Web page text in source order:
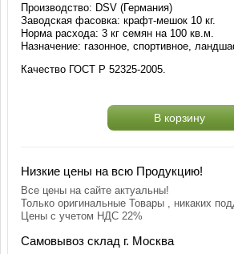
Производство: DSV (Германия)
Заводская фасовка: крафт-мешок 10 кг.
Норма расхода: 3 кг семян на 100 кв.м.
Назначение: газонное, спортивное,
Качество ГОСТ Р 52325-2005.
В корзину
Низкие цены на всю Продукцию!
Все цены на сайте актуальны!
Только оригинальные Товары , никаких
Цены с учетом НДС 22%
Самовывоз склад г. Москва